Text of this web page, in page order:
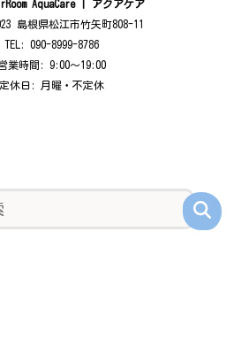
AquaCare | アクアケア
島根県松江市竹矢町808-11
TEL: 090-8999-8786
業時間: 9:00〜19:00
定休日: 月曜・不定休